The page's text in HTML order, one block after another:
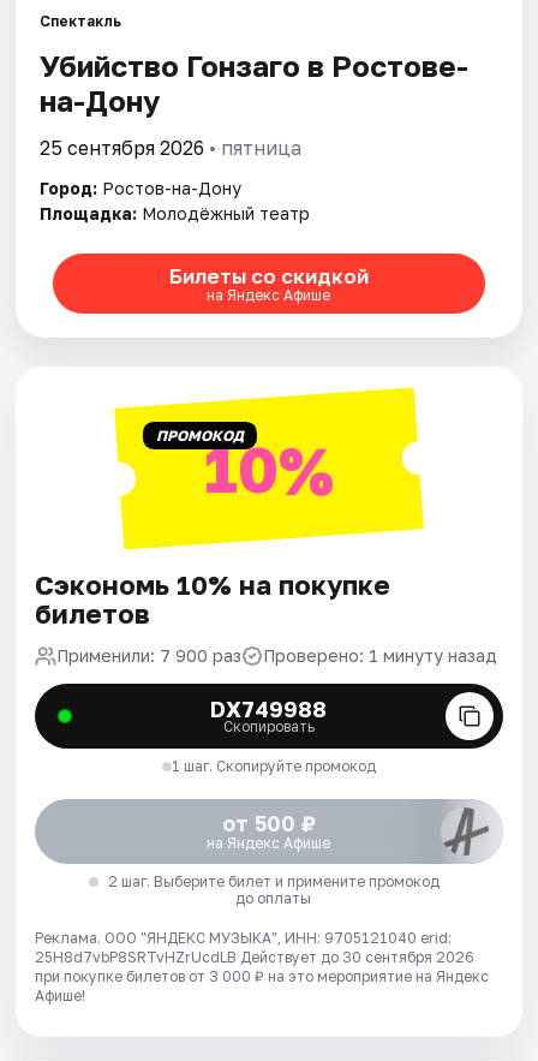
Города
Площадки
Рейтинги
Спектакль
Убийство Гонзаго в Ростове-
на-Дону
25 сентября 2026 • пятница
Город: Ростов-на-Дону
Площадка: Молодёжный театр
Билеты со скидкой
на Яндекс Афише
ПРОМОКОД10%
Сэкономь 10% на покупке
билетов
Применили: 7 900 раз Проверено: 1 минуту назад
DX749988
Скопировать
1 шаг. Скопируйте промокод
от 500 ₽
на Яндекс Афише
2 шаг. Выберите билет и примените промокод
до оплаты
Реклама. ООО "ЯНДЕКС МУЗЫКА", ИНН: 9705121040 erid:
25H8d7vbP8SRTvHZrUcdLB Действует до 30 сентября 2026
при покупке билетов от 3 000 ₽ на это мероприятие на Яндекс
Афише!